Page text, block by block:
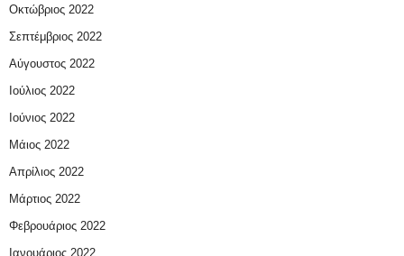
Οκτώβριος 2022
Σεπτέμβριος 2022
Αύγουστος 2022
Ιούλιος 2022
Ιούνιος 2022
Μάιος 2022
Απρίλιος 2022
Μάρτιος 2022
Φεβρουάριος 2022
Ιανουάριος 2022